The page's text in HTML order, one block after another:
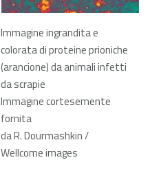
Immagine ingrandita e
colorata di proteine prioniche
(arancione) da animali infetti
da scrapie
Immagine cortesemente
fornita
da R. Dourmashkin /
Wellcome images